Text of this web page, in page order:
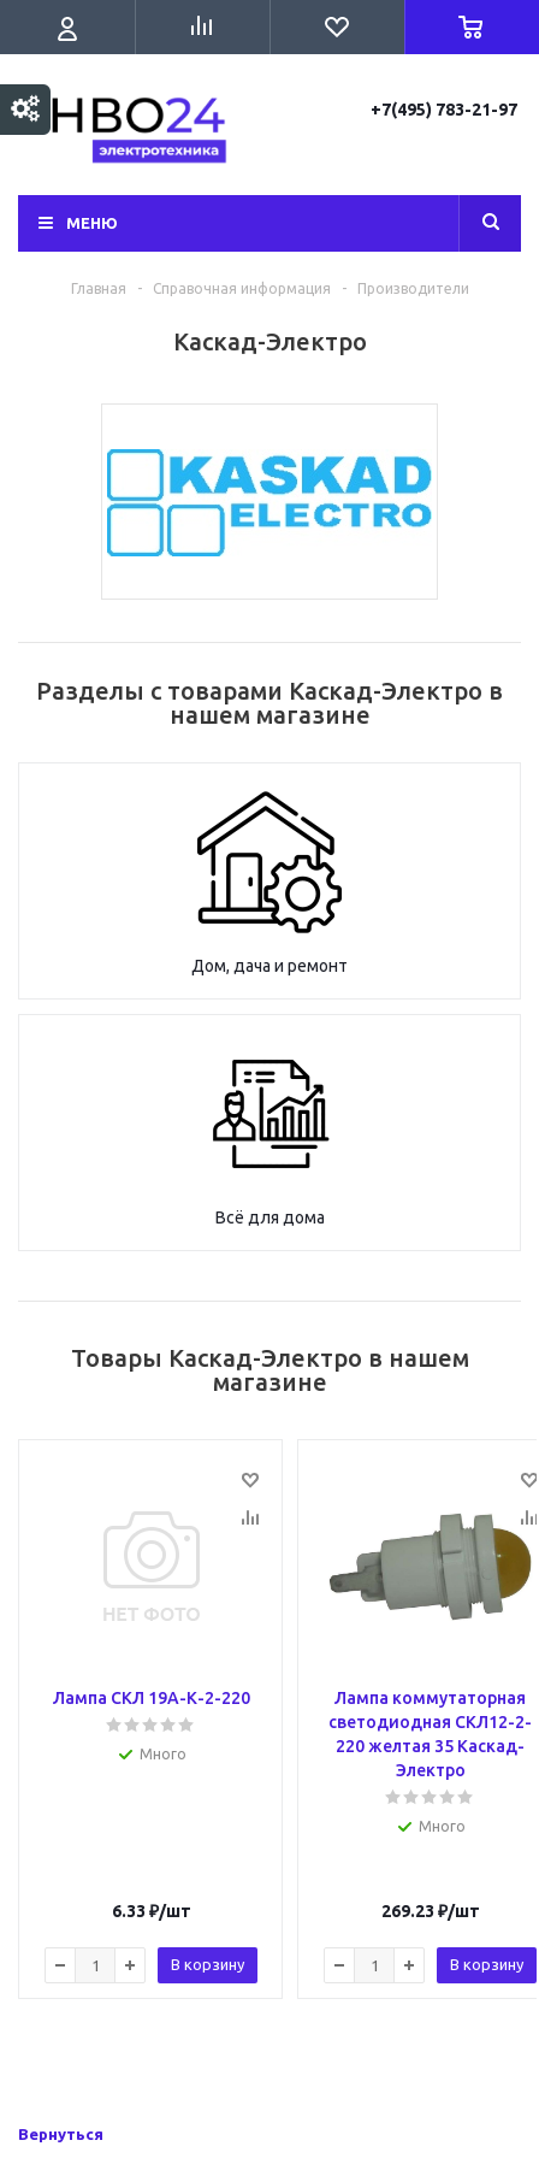
+7(495) 783-21-97
МЕНЮ
Главная - Справочная информация - Производители
Каскад-Электро
Разделы с товарами Каскад-Электро в
нашем магазине
Дом, дача и ремонт
Всё для дома
Товары Каскад-Электро в нашем
магазине
Лампа СКЛ 19А-К-2-220
Много
6.33 ₽/шт
В корзину
Лампа коммутаторная
светодиодная СКЛ12-2-
220 желтая 35 Каскад-
Электро
Много
269.23 ₽/шт
В корзину
Вернуться